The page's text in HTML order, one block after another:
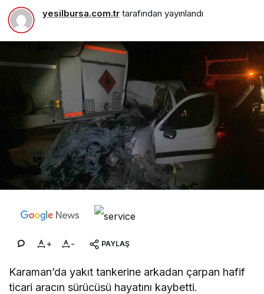
yesilbursa.com.tr tarafından yayınlandı
+ - PAYLAŞ
Karaman’da yakıt tankerine arkadan çarpan hafif
ticari aracın sürücüsü hayatını kaybetti.